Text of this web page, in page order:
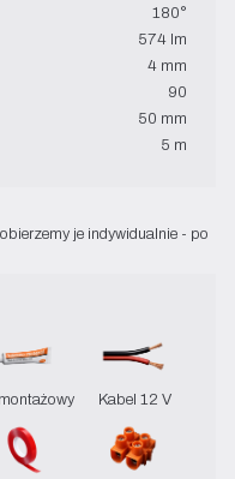
180°
574 lm
4 mm
90
50 mm
5 m
je indywidualnie - po
Kabel 12 V